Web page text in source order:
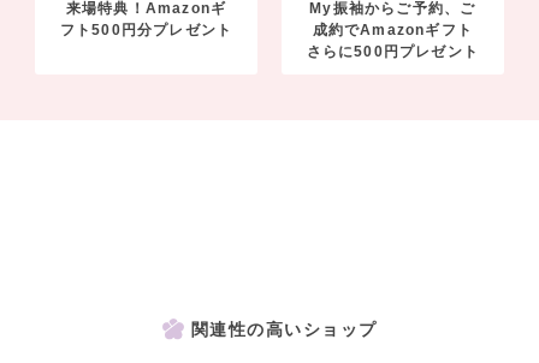
来場特典！Amazonギ
フト500円分プレゼント
My振袖からご予約、ご
成約でAmazonギフト
さらに500円プレゼント
関連性の高いショップ